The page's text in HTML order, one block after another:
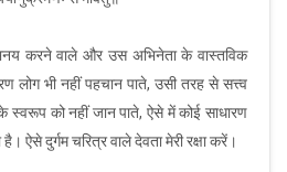
करने वाले और उस अभिनेता के वास्तविक
लोग भी नहीं पहचान पाते, उसी तरह से सत्त्व
स्वरूप को नहीं जान पाते, ऐसे में कोई साधारण
ऐसे दुर्गम चरित्र वाले देवता मेरी रक्षा करें।